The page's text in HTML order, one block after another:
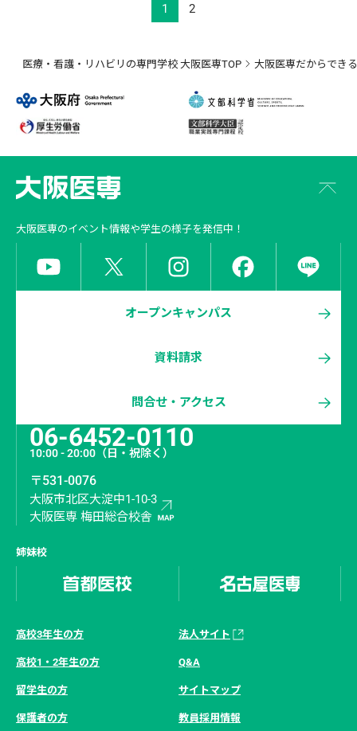
1 2
医療・看護・リハビリの専門学校 大阪医専TOP 大阪医専だからでき
大阪医専のイベント情報や学生の様子を発信中！
オープンキャンパス
資料請求
問合せ・アクセス
06-6452-0110
10:00 - 20:00 （日・祝除く）
〒531-0076
大阪市北区大淀中1-10-3
大阪医専 梅田総合校舎
姉妹校
高校3年生の方
高校1・2年生の方
留学生の方
保護者の方
法人サイト
Q&A
サイトマップ
教員採用情報